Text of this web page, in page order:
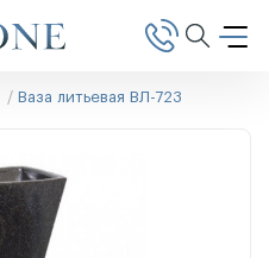
Ваза литьевая ВЛ-723